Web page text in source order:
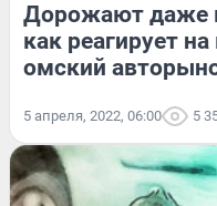
Дорожают даже
как реагирует
омский
5 апреля, 2022, 06:00 5